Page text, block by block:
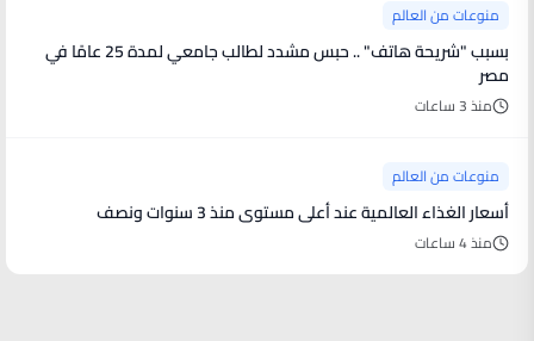
منوعات من العالم
بسبب "شريحة هاتف" .. حبس مشدد لطالب جامعي لمدة 25 عامًا في
مصر
منذ 3 ساعات
منوعات من العالم
أسعار الغذاء العالمية عند أعلى مستوى منذ 3 سنوات ونصف
منذ 4 ساعات